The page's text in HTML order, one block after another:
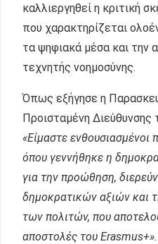
καλλιεργηθεί η κριτική
που χαρακτηρίζεται
τα ψηφιακά μέσα και την
τεχνητής νοημοσύνης.
Όπως εξήγησε η
Προισταμένη Διεύθυνσης
«Είμαστε ενθουσιασμένοι
όπου γεννήθηκε η
για την προώθηση,
δημοκρατικών αξιών και
των πολιτών, που
αποστολές του Erasmus+».